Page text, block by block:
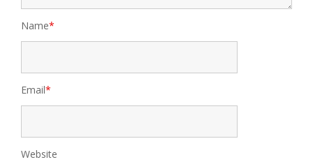
Name*
Email*
Website